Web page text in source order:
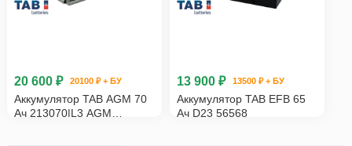
20 600 ₽ 20100 ₽ + БУ
Аккумулятор TAB AGM 70
Ач 213070|L3 AGM
13 900 ₽ 13500 ₽ + БУ
Аккумулятор TAB EFB 65
Ач D23 56568